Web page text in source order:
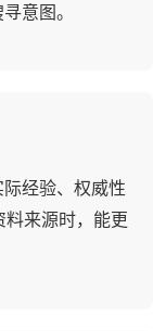
意图。
经验、权威性
来源时，能更